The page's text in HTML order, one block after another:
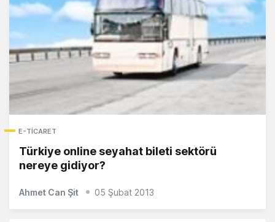
E-TICARET
Türkiye online seyahat bileti sektörü
nereye gidiyor?
Ahmet Can Şit 05 Şubat 2013